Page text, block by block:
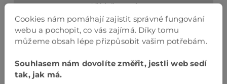
Příslušenství
barevnostně sladěné příslušenství
Cookies nám pomáhají zajistit správné fungování
webu a pochopit, co vás zajímá. Díky tomu
můžeme obsah lépe přizpůsobit vašim potřebám.
Souhlasem nám dovolíte změřit, jestli web sedí
tak, jak má.